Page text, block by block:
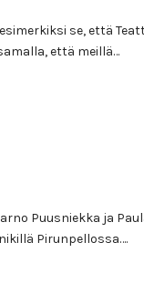
se, että
että meillä…
Puusniekka ja
Pirunpellossa….